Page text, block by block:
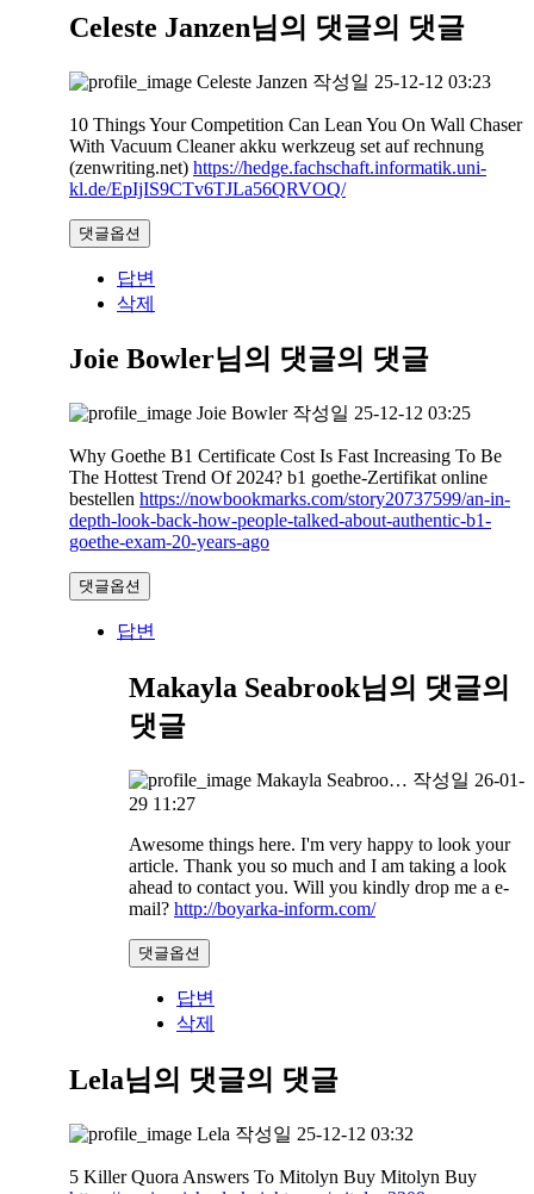
Celeste Janzen님의 댓글의 댓글
Celeste Janzen 작성일 25-12-12 03:23
10 Things Your Competition Can Lean You On Wall Chaser
With Vacuum Cleaner akku werkzeug set auf rechnung
(zenwriting.net) https://hedge.fachschaft.informatik.uni-
kl.de/EpIjIS9CTv6TJLa56QRVOQ/
댓글옵션
답변
삭제
Joie Bowler님의 댓글의 댓글
Joie Bowler 작성일 25-12-12 03:25
Why Goethe B1 Certificate Cost Is Fast Increasing To Be
The Hottest Trend Of 2024? b1 goethe-Zertifikat online
bestellen https://nowbookmarks.com/story20737599/an-in-
depth-look-back-how-people-talked-about-authentic-b1-
goethe-exam-20-years-ago
댓글옵션
답변
Makayla Seabrook님의 댓글의
댓글
Makayla Seabroo… 작성일 26-01-
29 11:27
Awesome things here. I'm very happy to look your
article. Thank you so much and I am taking a look
ahead to contact you. Will you kindly drop me a e-
mail? http://boyarka-inform.com/
댓글옵션
답변
삭제
Lela님의 댓글의 댓글
Lela 작성일 25-12-12 03:32
5 Killer Quora Answers To Mitolyn Buy Mitolyn Buy